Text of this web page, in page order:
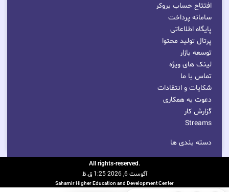
افتتاح حساب بروکر
سامانه پرداخت
پایگاه اطلاعاتی
پرتال تولید محتوا
توسعه بازار
لینک های ویژه
تماس با ما
شکایات و انتقادات
دعوت به همکاری
گزارش کار
Streams
دسته بندی ها
.All rights-reserved
آگوست 6, 2026 1:25 ق.ظ
Sahamir Higher Education and Development Center